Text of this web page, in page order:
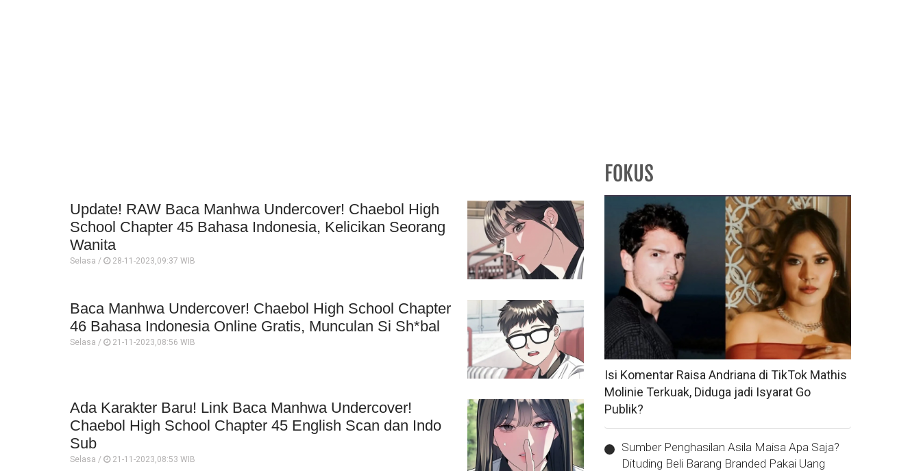
Update! RAW Baca Manhwa Undercover! Chaebol High
School Chapter 45 Bahasa Indonesia, Kelicikan Seorang
Wanita
Selasa / 28-11-2023,09:37 WIB
Baca Manhwa Undercover! Chaebol High School Chapter
46 Bahasa Indonesia Online Gratis, Munculan Si Sh*bal
Selasa / 21-11-2023,08:56 WIB
Ada Karakter Baru! Link Baca Manhwa Undercover!
Chaebol High School Chapter 45 English Scan dan Indo
Sub
Selasa / 21-11-2023,08:53 WIB
FOKUS
Isi Komentar Raisa Andriana di TikTok Mathis
Molinie Terkuak, Diduga jadi Isyarat Go
Publik?
Sumber Penghasilan Asila Maisa Apa Saja?
Dituding Beli Barang Branded Pakai Uang